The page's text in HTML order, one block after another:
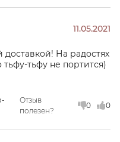
11.05.2021
На радостях
тьфу не портится)
Отзыв
полезен?
0 0